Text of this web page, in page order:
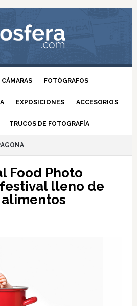
CÁMARAS FOTÓGRAFOS
EXPOSICIONES ACCESORIOS
TRUCOS DE FOTOGRAFÍA
Food Photo
lleno de